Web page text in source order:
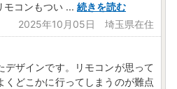
モコンもつい ... 続きを読む
2025年10月05日 埼玉県在住
デザインです。リモコンが思って
くどこかに行ってしまうのが難点